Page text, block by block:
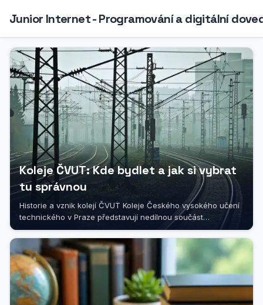
Junior Internet - Programování a digitální
Koleje ČVUT: Kde bydlet a jak si vybrat
tu správnou
Historie a vznik kolejí ČVUT Koleje Českého vysokého učení
technického v Praze představují nedílnou součást
akademického života této...